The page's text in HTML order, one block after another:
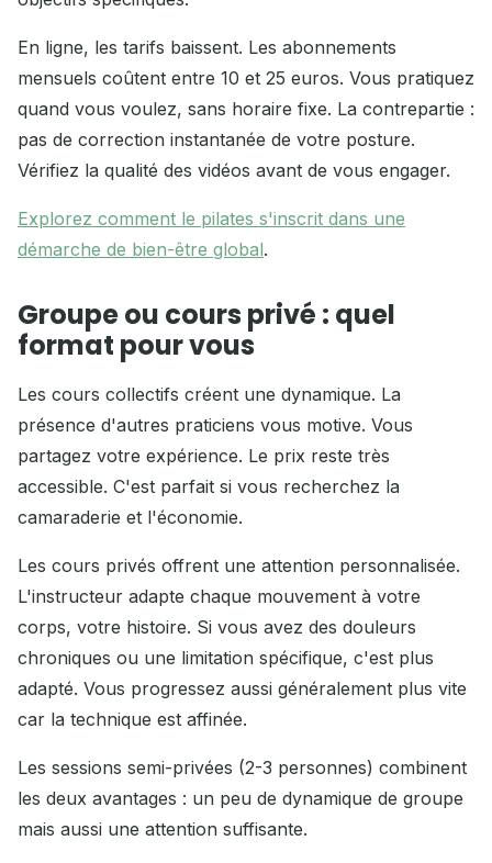
En ligne, les tarifs baissent. Les abonnements
mensuels coûtent entre 10 et 25 euros. Vous pratiquez
quand vous voulez, sans horaire fixe. La contrepartie :
pas de correction instantanée de votre posture.
Vérifiez la qualité des vidéos avant de vous engager.
Explorez comment le pilates s'inscrit dans une
démarche de bien-être global.
Groupe ou cours privé : quel
format pour vous
Les cours collectifs créent une dynamique. La
présence d'autres praticiens vous motive. Vous
partagez votre expérience. Le prix reste très
accessible. C'est parfait si vous recherchez la
camaraderie et l'économie.
Les cours privés offrent une attention personnalisée.
L'instructeur adapte chaque mouvement à votre
corps, votre histoire. Si vous avez des douleurs
chroniques ou une limitation spécifique, c'est plus
adapté. Vous progressez aussi généralement plus vite
car la technique est affinée.
Les sessions semi-privées (2-3 personnes) combinent
les deux avantages : un peu de dynamique de groupe
mais aussi une attention suffisante.